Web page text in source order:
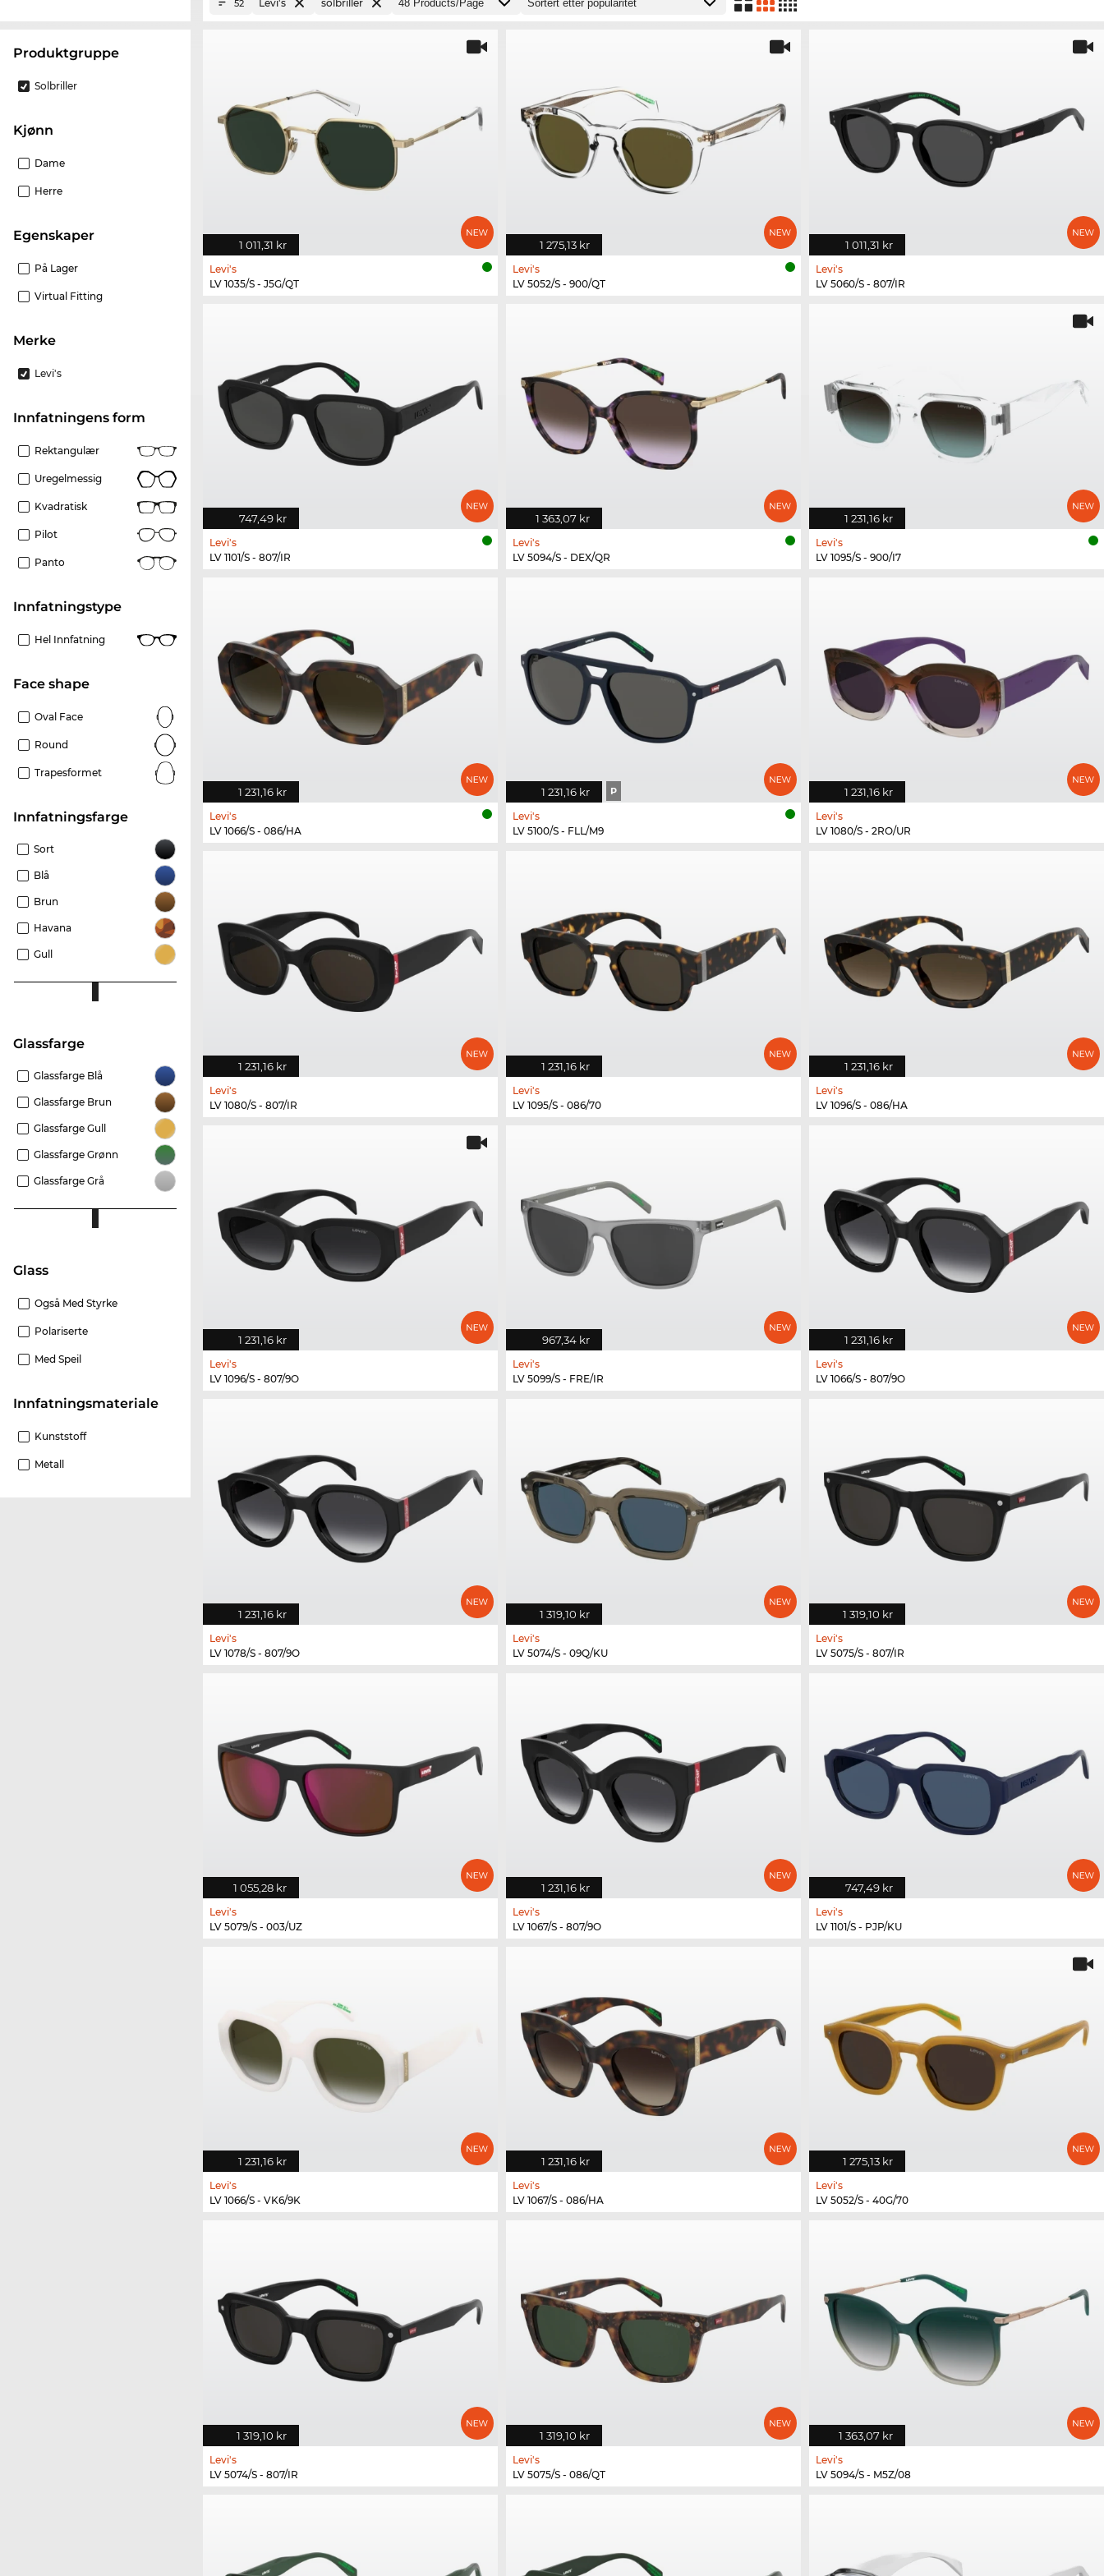
Produktgruppe
Solbriller
Kjønn
Dame
Herre
Egenskaper
På Lager
Virtual Fitting
merke
Levi's
Innfatningens form
Rektangulær
Uregelmessig
Kvadratisk
Pilot
Panto
Innfatningstype
Hel Innfatning
Face shape
Oval Face
Round
Trapesformet
Innfatningsfarge
Sort
Blå
Brun
Havana
Gull
Glassfarge
Glassfarge Blå
Glassfarge Brun
Glassfarge Gull
Glassfarge Grønn
Glassfarge Grå
glass
Også Med Styrke
Polariserte
Med Speil
innfatningsmateriale
Kunststoff
Metall
52 Levi's solbriller
1 011,31 kr
Levi's
LV 1035/S - J5G/QT
1 275,13 kr
Levi's
LV 5052/S - 900/QT
1 011,31 kr
Levi's
LV 5060/S - 807/IR
747,49 kr
Levi's
LV 1101/S - 807/IR
1 363,07 kr
Levi's
LV 5094/S - DEX/QR
1 231,16 kr
Levi's
LV 1095/S - 900/I7
1 231,16 kr
Levi's
LV 1066/S - 086/HA
1 231,16 kr P
Levi's
LV 5100/S - FLL/M9
1 231,16 kr
Levi's
LV 1080/S - 2RO/UR
1 231,16 kr
Levi's
LV 1080/S - 807/IR
1 231,16 kr
Levi's
LV 1095/S - 086/70
1 231,16 kr
Levi's
LV 1096/S - 086/HA
1 231,16 kr
Levi's
LV 1096/S - 807/9O
967,34 kr
Levi's
LV 5099/S - FRE/IR
1 231,16 kr
Levi's
LV 1066/S - 807/9O
1 231,16 kr
Levi's
LV 1078/S - 807/9O
1 319,10 kr
Levi's
LV 5074/S - 09Q/KU
1 319,10 kr
Levi's
LV 5075/S - 807/IR
1 055,28 kr
Levi's
LV 5079/S - 003/UZ
1 231,16 kr
Levi's
LV 1067/S - 807/9O
747,49 kr
Levi's
LV 1101/S - PJP/KU
1 231,16 kr
Levi's
LV 1066/S - VK6/9K
1 231,16 kr
Levi's
LV 1067/S - 086/HA
1 275,13 kr
Levi's
LV 5052/S - 40G/70
1 319,10 kr
Levi's
LV 5074/S - 807/IR
1 319,10 kr
Levi's
LV 5075/S - 086/QT
1 363,07 kr
Levi's
LV 5094/S - M5Z/08